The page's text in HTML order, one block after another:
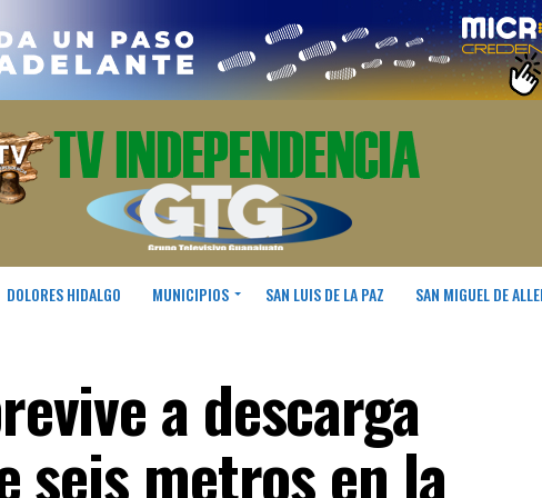
DOLORES HIDALGO MUNICIPIOS SAN LUIS DE LA PAZ SAN MIGUEL DE
a descarga
seis metros en la